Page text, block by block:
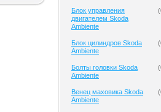
Блок управления
двигателем Skoda
Ambiente
(
Блок цилиндров Skoda
Ambiente
(
Болты головки Skoda
Ambiente
(
Венец маховика Skoda
Ambiente
(